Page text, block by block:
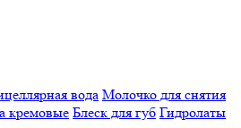
вода Молочко для снятия
кремовые Блеск для губ Гидролаты